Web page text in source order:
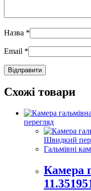
Назва *
Email *
Схожі товари
перегляд
Швидкий
Гальмівні
Камера